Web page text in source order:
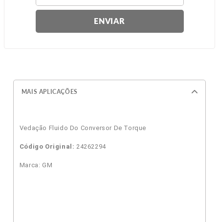
ENVIAR
MAIS APLICAÇÕES
Vedação Fluido Do Conversor De Torque
Código Original: 24262294
Marca: GM